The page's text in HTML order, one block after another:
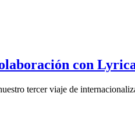
con
tercer viaje de